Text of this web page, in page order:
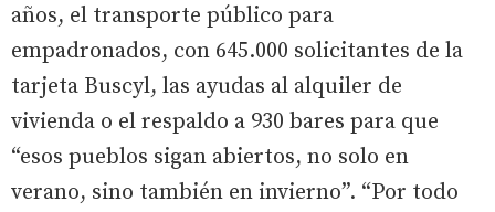
años, el transporte público para
empadronados, con 645.000 solicitantes de la
tarjeta Buscyl, las ayudas al alquiler de
vivienda o el respaldo a 930 bares para que
“esos pueblos sigan abiertos, no solo en
verano, sino también en invierno”. “Por todo